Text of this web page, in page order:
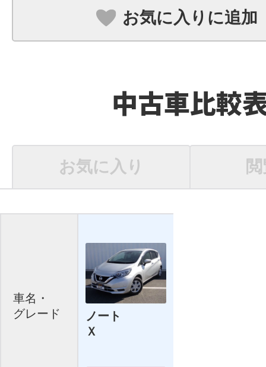
お気に入りに追加
中古車比較
お気に入り
車名・
グレード
ノート
Ｘ